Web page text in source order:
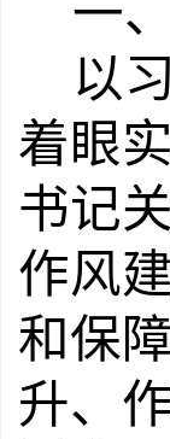
一
以
着眼
书记
作风
和保
升、